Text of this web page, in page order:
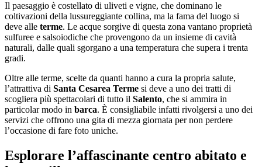
Il paesaggio è costellato di uliveti e vigne, che dominano le
coltivazioni della lussureggiante collina, ma la fama del luogo si
deve alle terme. Le acque sorgive di questa zona vantano proprietà
sulfuree e salsoiodiche che provengono da un insieme di cavità
naturali, dalle quali sgorgano a una temperatura che supera i trenta
gradi.
Oltre alle terme, scelte da quanti hanno a cura la propria salute,
l’attrattiva di Santa Cesarea Terme si deve a uno dei tratti di
scogliera più spettacolari di tutto il Salento, che si ammira in
particolar modo in barca. È consigliabile infatti rivolgersi a uno dei
servizi che offrono una gita di mezza giornata per non perdere
l’occasione di fare foto uniche.
Esplorare l’affascinante centro abitato e